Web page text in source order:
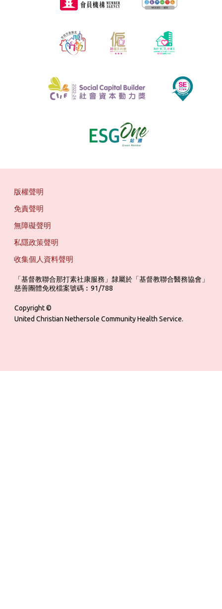
版權聲明
免責聲明
無障礙聲明
私隱政策聲明
收集個人資料聲明
「基督教聯合那打素社康服務」隸屬於「基督教聯合醫務協會」
慈善團體免稅檔案號碼︰91/788
Copyright ©
United Christian Nethersole Community Health Service.